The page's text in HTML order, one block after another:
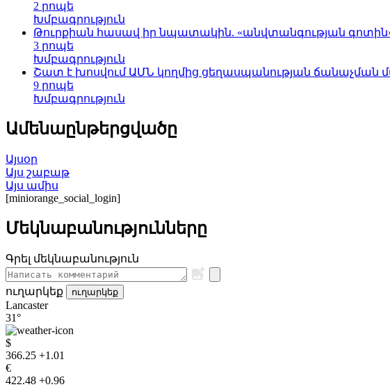
2 րոպե
Խմբագրություն
Թուրքիան հասավ իր նպատակին. «անվտանգության գոտին»
3 րոպե
Խմբագրություն
Շատ է խոսվում ԱՄՆ կողմից ցեղասպանության ճանաչման
9 րոպե
Խմբագրություն
Ամենաընթերցվածը
Այսօր
Այս շաբաթ
Այս ամիս
[miniorange_social_login]
Մեկնաբանությունները
Գրել մեկնաբանություն
ուղարկեք ուղարկեք
Lancaster
31°
$
366.25 +1.01
€
422.48 +0.96